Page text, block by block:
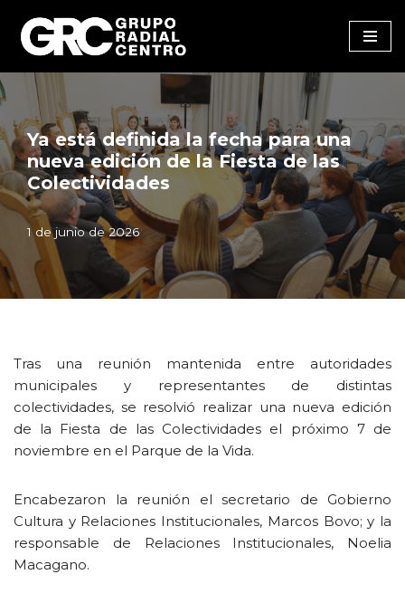
Saltar
al
contenido
Ya está definida la fecha para una
nueva edición de la Fiesta de las
Colectividades
1 de junio de 2026
Tras una reunión mantenida entre autoridades
municipales y representantes de distintas
colectividades, se resolvió realizar una nueva edición
de la Fiesta de las Colectividades el próximo 7 de
noviembre en el Parque de la Vida.
Encabezaron la reunión el secretario de Gobierno
Cultura y Relaciones Institucionales, Marcos Bovo; y la
responsable de Relaciones Institucionales, Noelia
Macagano.